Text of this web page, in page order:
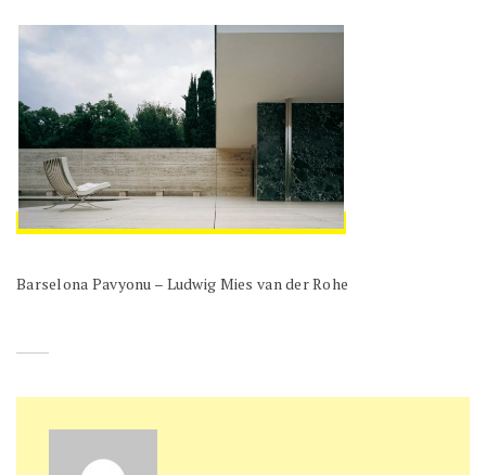
Barselona Pavyonu – Ludwig Mies van der Rohe